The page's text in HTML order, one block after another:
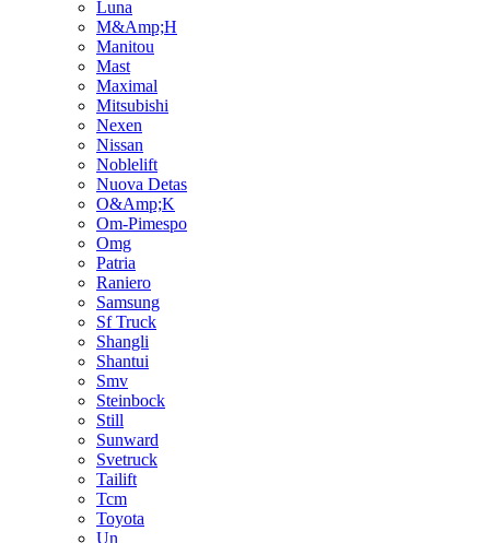
Luna
M&Amp;H
Manitou
Mast
Maximal
Mitsubishi
Nexen
Nissan
Noblelift
Nuova Detas
O&Amp;K
Om-Pimespo
Omg
Patria
Raniero
Samsung
Sf Truck
Shangli
Shantui
Smv
Steinbock
Still
Sunward
Svetruck
Tailift
Tcm
Toyota
Un